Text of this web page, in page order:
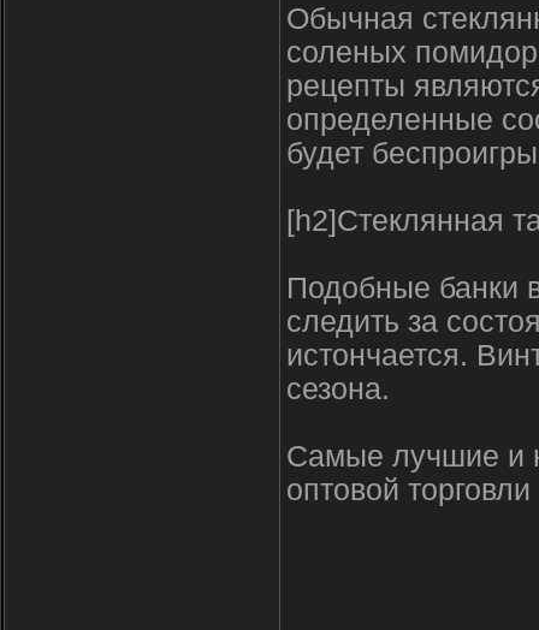
Обычная
соленых
рецепты
определенные
будет
[h2]Стеклянная
Подобные банки
следить за
истончается.
сезона.
Самые лучшие и
оптовой